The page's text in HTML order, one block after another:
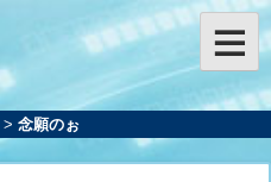
> 念願のぉ